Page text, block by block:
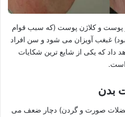
پوست و کلاژن پوست (که سبب قوام
غبغب آویزان می شود و سن افراد
داد که یکی از شایع ترین شکایات
است.
بدن
صورت و گردن) دچار ضعف می